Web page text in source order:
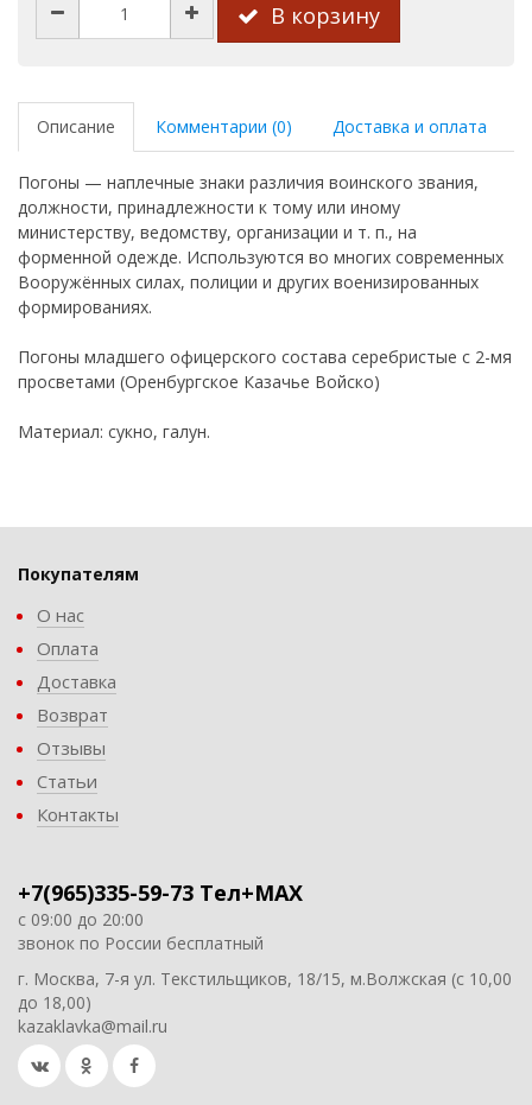
В корзину
Описание Комментарии (0) Доставка и оплата
Погоны — наплечные знаки различия воинского звания,
должности, принадлежности к тому или иному
министерству, ведомству, организации и т. п., на
форменной одежде. Используются во многих современных
Вооружённых силах, полиции и других военизированных
формированиях.
Погоны младшего офицерского состава серебристые с 2-мя
просветами (Оренбургское Казачье Войско)
Материал: сукно, галун.
Покупателям
О нас
Оплата
Доставка
Возврат
Отзывы
Статьи
Контакты
+7(965)335-59-73 Тел+MAX
с 09:00 до 20:00
звонок по России бесплатный
г. Москва, 7-я ул. Текстильщиков, 18/15, м.Волжская (с 10,00
до 18,00)
kazaklavka@mail.ru